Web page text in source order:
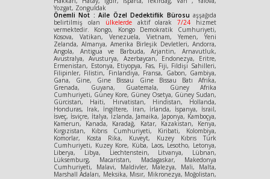
Yozgat, Zonguldak
Önemli Not : Aile Özel Dedektiflik Bürosu aşşağıda
belirtilmiş olan ülkelerdeaktif olarak7/24 hizmet
vermektedir. Kongo, Kongo Demokratik Cumhuriyeti,
Kosova, Vatikan, Venezuela, Vietnam, Yemen, Yeni
Zelanda, Almanya, Amerika Birleşik Devletleri, Andorra,
Angola, Antigua ve Barbuda, Arjantin, Arnavutluk,
Avustralya, Avusturya, Azerbaycan, Endonezya, Eritre,
Ermenistan, Estonya, Etiyopya, Fas, Fiji, Fildişi Sahilleri,
Filipinler, Filistin, Finlandiya, Fransa, Gabon, Gambiya,
Gana, Gine, Gine Bissau Gine Bissau Batı Afrika,
Grenada, Guyana, Guatemala, Güney Afrika
Cumhuriyeti, Güney Kore, Güney Osetya, Güney Sudan,
Gürcistan, Haiti, Hırvatistan, Hindistan, Hollanda,
Honduras, Irak, İngiltere, İran, İrlanda, İspanya, İsrail,
İsveç, İsviçre, İtalya, İzlanda, Jamaika, Japonya, Kamboçya,
Kamerun, Kanada, Karadağ, Katar, Kazakistan, Kenya,
Kırgızistan, Kıbrıs Cumhuriyeti, Kiribati, Kolombiya,
Komorlar, Kosta Rika, Kuveyt, Kuzey Kıbrıs Türk
Cumhuriyeti, Kuzey Kore, Küba, Laos, Lesotho, Letonya,
Liberya, Libya, Liechtenstein, Litvanya, Lübnan,
Lüksemburg, Macaristan, Madagaskar, Makedonya
Cumhuriyeti, Malavi, Maldivler, Malezya, Mali, Malta,
Marshall Adaları, Meksika, Mısır, Mikronezya, Moğolistan,